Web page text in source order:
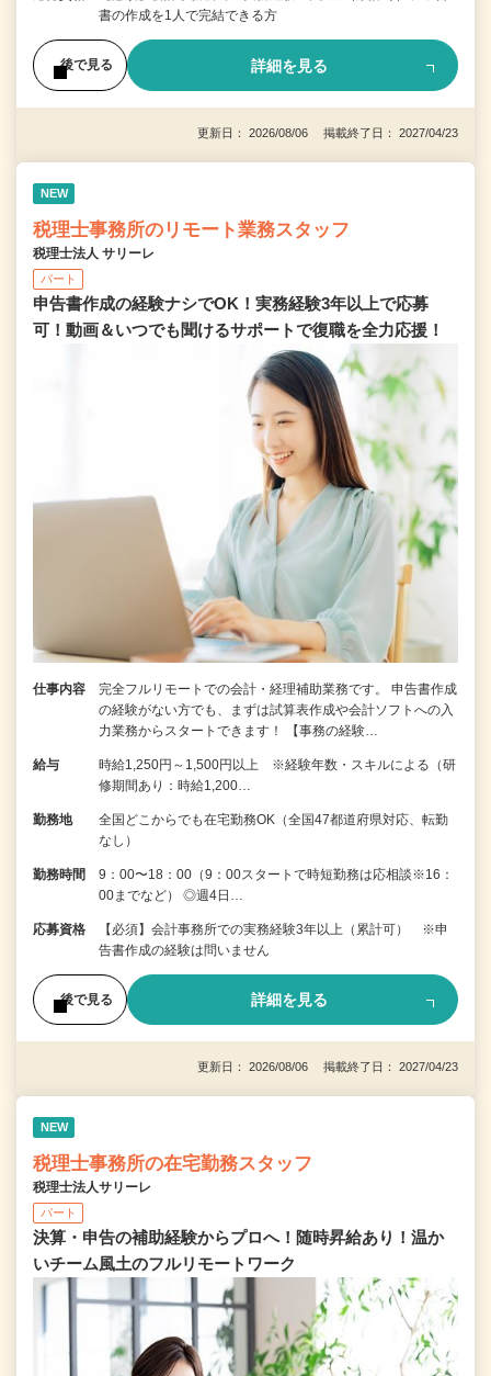
書の作成を1人で完結できる方
後で見る 詳細を見る
更新日： 2026/08/06 掲載終了日： 2027/04/23
NEW
税理士事務所のリモート業務スタッフ
税理士法人 サリーレ
パート
申告書作成の経験ナシでOK！実務経験3年以上で応募
可！動画＆いつでも聞けるサポートで復職を全⼒応援！
仕事内容
完全フルリモートでの会計・経理補助業務です。 申告書作成
の経験がない⽅でも、まずは試算表作成や会計ソフトへの⼊
⼒業務からスタートできます！ 【事務の経験…
給与
時給1,250円～1,500円以上 ※経験年数・スキルによる（研
修期間あり：時給1,200…
勤務地
全国どこからでも在宅勤務OK（全国47都道府県対応、転勤
なし）
勤務時間
9：00〜18：00（9：00スタートで時短勤務は応相談※16：
00までなど） ◎週4日…
応募資格
【必須】会計事務所での実務経験3年以上（累計可） ※申
告書作成の経験は問いません
後で見る 詳細を見る
更新日： 2026/08/06 掲載終了日： 2027/04/23
NEW
税理士事務所の在宅勤務スタッフ
税理士法人サリーレ
パート
決算・申告の補助経験からプロへ！随時昇給あり！温か
いチーム⾵⼟のフルリモートワーク